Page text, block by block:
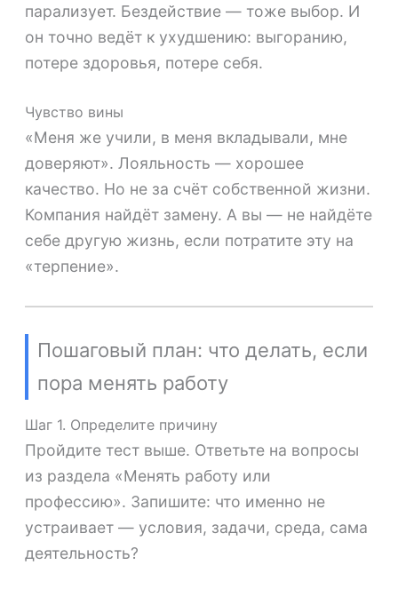
парализует. Бездействие — тоже выбор. И
он точно ведёт к ухудшению: выгоранию,
потере здоровья, потере себя.
Чувство вины
«Меня же учили, в меня вкладывали, мне
доверяют». Лояльность — хорошее
качество. Но не за счёт собственной жизни.
Компания найдёт замену. А вы — не найдёте
себе другую жизнь, если потратите эту на
«терпение».
Пошаговый план: что делать, если
пора менять работу
Шаг 1. Определите причину
Пройдите тест выше. Ответьте на вопросы
из раздела «Менять работу или
профессию». Запишите: что именно не
устраивает — условия, задачи, среда, сама
деятельность?